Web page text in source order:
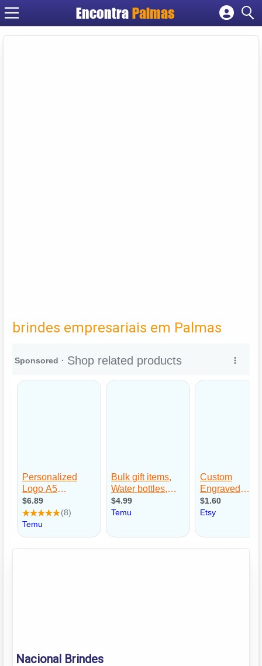
Encontra Palmas
Cadastrar empresa
brindes empresariais em Palmas
Nacional Brindes